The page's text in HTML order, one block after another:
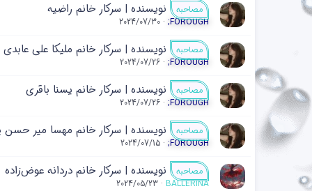
مصاحبه نویسنده | سرکار خانم راضیه
;FOROUGH
2024/07/30
مصاحبه نویسنده | سرکار خانم ملیکا علی عابدي
;FOROUGH
2024/07/26
مصاحبه نویسنده | سرکار خانم یسنا باقري
;FOROUGH
2024/07/26
مصاحبه نویسنده | سرکار خانم مهسا میر حسن‌
;FOROUGH
2024/07/15
مصاحبه نویسنده | سرکار‌ خانم دردانه عوض‌زاده
BALLERINA
2024/05/23